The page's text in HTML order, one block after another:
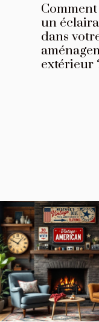
un
dans
extérieur